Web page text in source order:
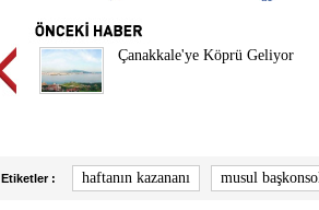
Çanakkale'ye Köprü Geliyor
Etiketler : haftanın kazananı musul